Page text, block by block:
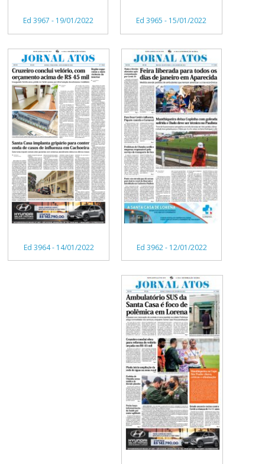
Ed 3967 - 19/01/2022 Ed 3965 - 15/01/2022
Ed 3964 - 14/01/2022 Ed 3962 - 12/01/2022